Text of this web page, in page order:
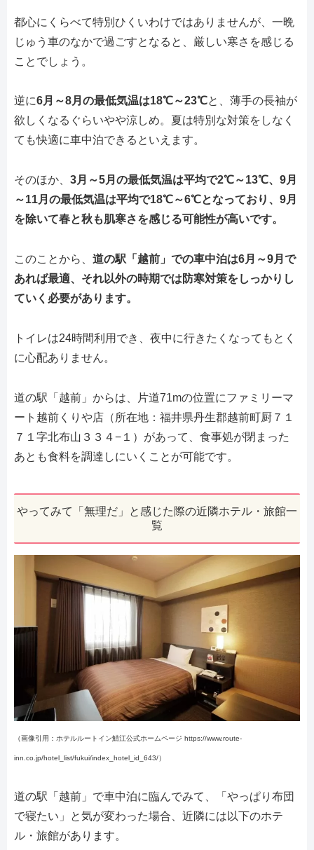
都心にくらべて特別ひくいわけではありませんが、一晩
じゅう車のなかで過ごすとなると、厳しい寒さを感じる
ことでしょう。
逆に6月～8月の最低気温は18℃～23℃と、薄手の長袖が
欲しくなるぐらいやや涼しめ。夏は特別な対策をしなく
ても快適に車中泊できるといえます。
そのほか、 3月～5月の最低気温は平均で2℃～13℃、9月
～11月の最低気温は平均で18℃～6℃となっており、9月
を除いて春と秋も肌寒さを感じる可能性が高いです。
このことから、 道の駅「越前」での車中泊は6月～9月で
あれば最適、それ以外の時期では防寒対策をしっかりし
ていく必要があります。
トイレは24時間利用でき、夜中に行きたくなってもとく
に心配ありません。
道の駅「越前」からは、片道71mの位置にファミリーマ
ート越前くりや店（所在地：福井県丹生郡越前町厨７１
７１字北布山３３４−１）があって、食事処が閉まった
あとも食料を調達しにいくことが可能です。
やってみて「無理だ」と感じた際の近隣ホテル・旅館一
覧
（画像引用：ホテルルートイン鯖江公式ホームページ https://www.route-
inn.co.jp/hotel_list/fukui/index_hotel_id_643/）
道の駅「越前」で車中泊に臨んでみて、「やっぱり布団
で寝たい」と気が変わった場合、近隣には以下のホテ
ル・旅館があります。